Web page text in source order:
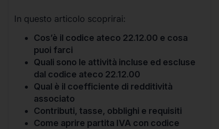
In questo articolo scoprirai:
Cos’è il codice ateco 22.12.00 e cosa
puoi farci
Quali sono le attività incluse ed escluse
dal codice ateco 22.12.00
Qual è il coefficiente di redditività
associato
Contributi, tasse, obblighi e requisiti
Come aprire partita IVA con codice